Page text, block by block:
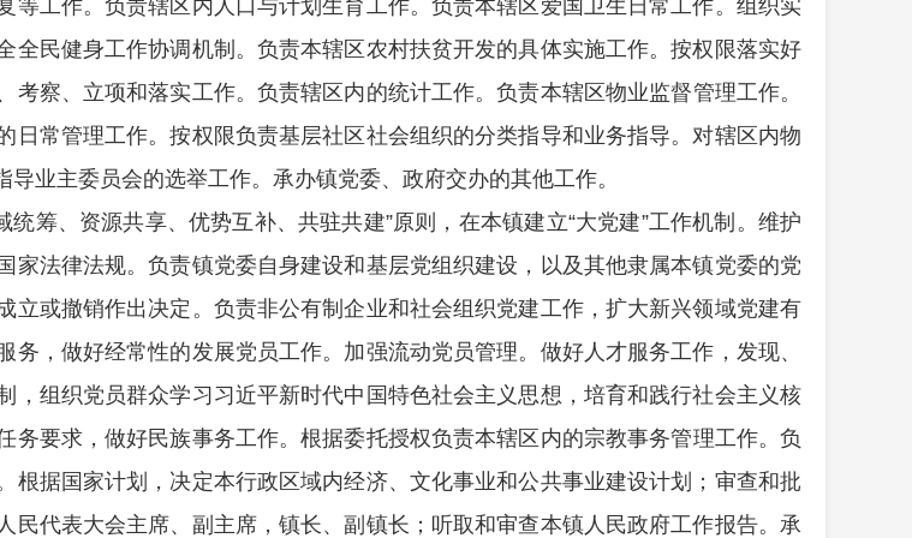
工作。负责辖区内人口与计划生育工作。负责本辖区爱国卫生日常工作。组织实
民健身工作协调机制。 负责本辖区农村扶贫开发的具体实施工作。按权限落实好
考察、立项和落实工作。负责辖区内的统计工作。负责本辖区物业监督管理工作。
常管理工作。按权限负责基层社区社会组织的分类指导和业务指导。对辖区内物
业主委员会的选举工作。 承办镇党委、政府交办的其他工作。
统筹、资源共享、优势互补、共驻共建”原则，在本镇建立“大党建”工作机制。维护
法律法规。负责镇党委自身建设和基层党组织建设，以及其他隶属本镇党委的党
或撤销作出决定。负责非公有制企业和社会组织党建工作，扩大新兴领域党建有
，做好经常性的发展党员工作。加强流动党员管理。做好人才服务工作，发现、
组织党员群众学习习近平新时代中国特色社会主义思想，培育和践行社会主义核
务要求，做好民族事务工作。根据委托授权负责本辖区内的宗教事务管理工作。负
据国家计划，决定本行政区域内经济、文化事业和公共事业建设计划；审查和批
代表大会主席、副主席，镇长、副镇长；听取和审查本镇人民政府工作报告。承